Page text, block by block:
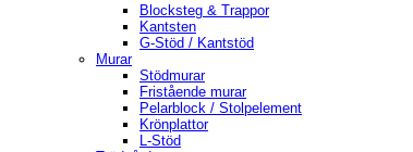
Blocksteg & Trappor
Kantsten
G-Stöd / Kantstöd
Murar
Stödmurar
Fristående murar
Pelarblock / Stolpelement
Krönplattor
L-Stöd